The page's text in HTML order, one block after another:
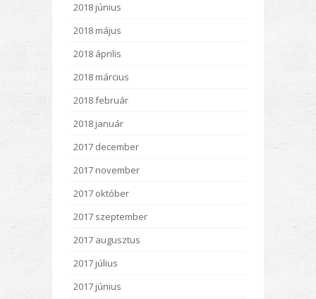
2018 június
2018 május
2018 április
2018 március
2018 február
2018 január
2017 december
2017 november
2017 október
2017 szeptember
2017 augusztus
2017 július
2017 június